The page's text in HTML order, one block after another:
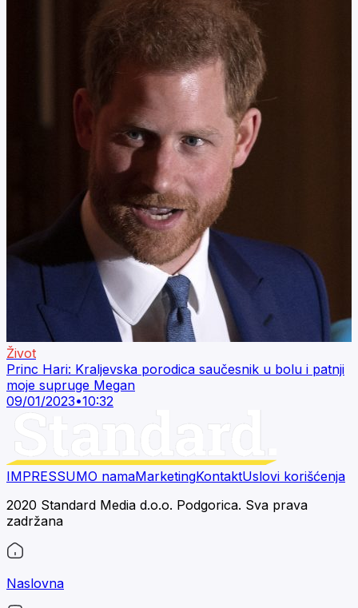
Život
Princ Hari: Kraljevska porodica saučesnik u bolu i patnji
moje supruge Megan
09/01/2023•10:32
IMPRESSUMO namaMarketingKontaktUslovi korišćenja
2020 Standard Media d.o.o. Podgorica. Sva prava
zadržana
Naslovna